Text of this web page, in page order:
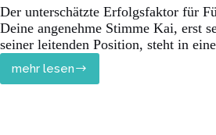
Der unterschätzte Erfolgsfaktor für
Deine angenehme Stimme Kai, erst
seiner leitenden Position, steht in
mehr lesen